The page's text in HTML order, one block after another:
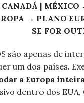
CANADÁ |
→ PLANO
SE FOR
são apenas de
um dos países.
a Europa
dentro dos